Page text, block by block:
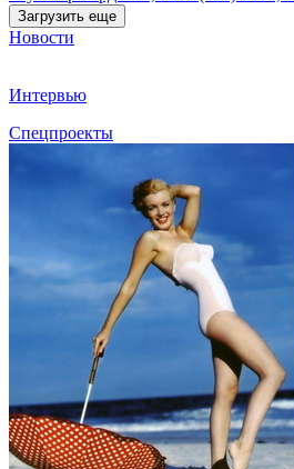
Загрузить еще
Новости
Интервью
Спецпроекты